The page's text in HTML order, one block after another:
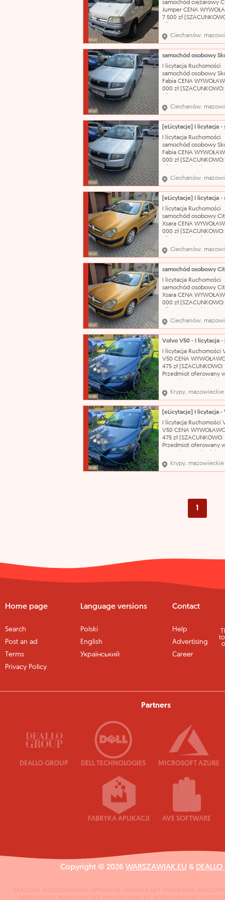
samochód ciężarowy
Jumper CENA
7 500 zł
Samochód dostawczy
Citroën Model: Jumper
nadwozia: bus
silnika: 2800 cm³
olej napędowy Rok
2004 Nr rejestracyjny:
WCI20555
Ciechanów,
I licytacja Ruchomości
samochód osobowy
Fabia CENA
000 zł
Samochód osobowy
Škoda Model: Fabia Typ
nadwozia: hatchback-
Pojemność silnika: 1198
Rodzaj paliwa:
produkcji: 2003
biegów: manualna Nr
Ciechanów,
I licytacja Ruchomości
samochód osobowy
Fabia CENA
000 zł
Samochód osobowy
Škoda Model: Fabia Typ
nadwozia: hatchback-
Pojemność silnika: 1198
Rodzaj paliwa:
produkcji: 2003
biegów: manualna Nr
Ciechanów,
I licytacja Ruchomości
samochód osobowy
Xsara CENA
000 zł
Samochód osobowy
Citroën Model: Xsara
nadwozia: hatchback-
Pojemność silnika: 1587
Rodzaj paliwa:
produkcji: 2002
biegów: manualna Nr
Ciechanów,
I licytacja Ruchomości
samochód osobowy
Xsara CENA
000 zł
Samochód osobowy
Citroën Model: Xsara
nadwozia: hatchback-
Pojemność silnika: 1587
Rodzaj paliwa:
produkcji: 2002
biegów: manualna Nr
Ciechanów,
I licytacja Ruchomości
V50 CENA
475 zł (SZACUNKOWO:
Przedmiot oferowany
orzeczenia Sądu o jego
przepadku na rzecz
Państwa. Organ
nie opowiada za wady
sprzedawanych
Przegląd techniczny do
21.10.2026 r..
Krypy, mazowieckie
I licytacja Ruchomości
V50 CENA
475 zł (SZACUNKOWO:
Przedmiot oferowany
orzeczenia Sądu o jego
przepadku na rzecz
Przegląd techniczny do
Krypy, mazowieckie
1
Home page
Search
Post an ad
Terms
Privacy Policy
Language versions
Polski
English
Український
Contact
Help
Advertising
Career
Partners
DEALLO GROUP DELL TECHNOLOGIES MICROSOFT AZURE
FABRYKA APLIKACJI AVE SOFTWARE
Copyright © 2026 WARSZAWIAK.EU &